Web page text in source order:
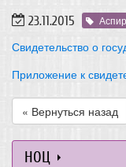
23.11.2015
Свидетельство о
Приложение к
« Вернуться назад
НОЦ